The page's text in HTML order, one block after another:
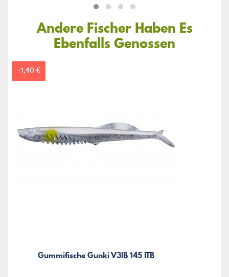
Andere Fischer Haben Es
Ebenfalls Genossen
Gummifische Gunki V3IB 145 ITB
-1,40 €